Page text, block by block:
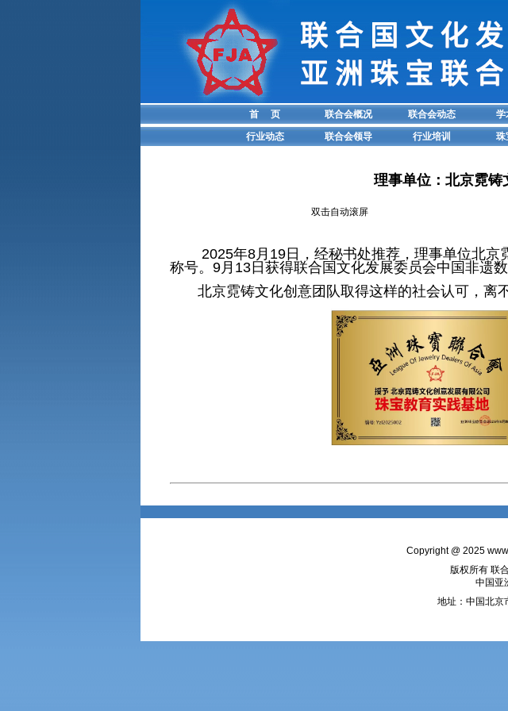
首 页 联合会概况 联合会动态 学
行业动态
联合会领导 行业培训 珠
理事单位：北京霓
双击自动滚屏
2025年8月19日，经秘书处推荐，理事单位北京
称号。9月13日获得联合国文化发展委员会中国非遗
北京霓铸文化创意团队取得这样的社会认可，离不
Copyright @ 2025
版权所有 联
中国亚
地址：中国北京